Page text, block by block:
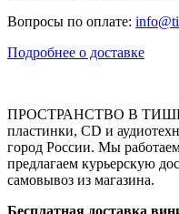
Вопросы по оплате:
Подробнее о доставке
ПРОСТРАНСТВО В
пластинки, CD и
город России. Мы
предлагаем курьерскую
самовывоз из магазина.